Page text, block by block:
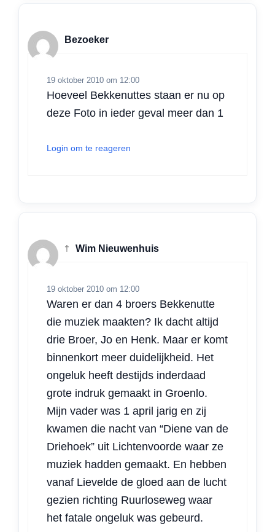
Bezoeker
19 oktober 2010 om 12:00
Hoeveel Bekkenuttes staan er nu op
deze Foto in ieder geval meer dan 1
Login om te reageren
† Wim Nieuwenhuis
19 oktober 2010 om 12:00
Waren er dan 4 broers Bekkenutte
die muziek maakten? Ik dacht altijd
drie Broer, Jo en Henk. Maar er komt
binnenkort meer duidelijkheid. Het
ongeluk heeft destijds inderdaad
grote indruk gemaakt in Groenlo.
Mijn vader was 1 april jarig en zij
kwamen die nacht van “Diene van de
Driehoek” uit Lichtenvoorde waar ze
muziek hadden gemaakt. En hebben
vanaf Lievelde de gloed aan de lucht
gezien richting Ruurloseweg waar
het fatale ongeluk was gebeurd.